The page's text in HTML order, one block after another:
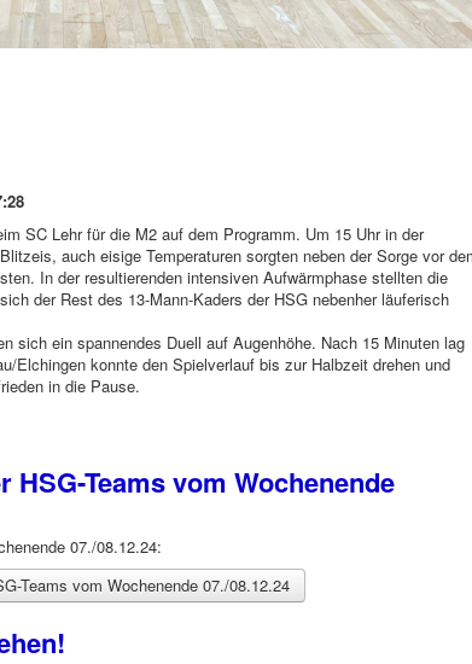
SC Lehr für die M2 auf dem Programm. Um 15 Uhr in der
auch eisige Temperaturen sorgten neben der Sorge vor
In der resultierenden intensiven Aufwärmphase stellten die
der Rest des 13-Mann-Kaders der HSG nebenher läuferisch
sich ein spannendes Duell auf Augenhöhe. Nach 15 Minuten lag
Elchingen konnte den Spielverlauf bis zur Halbzeit drehen und
in die Pause.
Teams vom Wochenende
07./08.12.24:
Teams vom Wochenende 07./08.12.24